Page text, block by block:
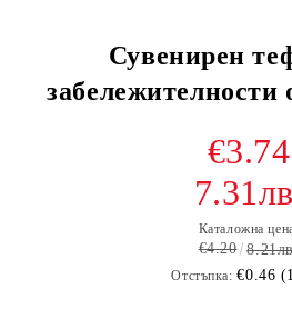
Сувенирен
забележителности
€3.74
Каталожна
€4.20
Отстъпка: €0.46